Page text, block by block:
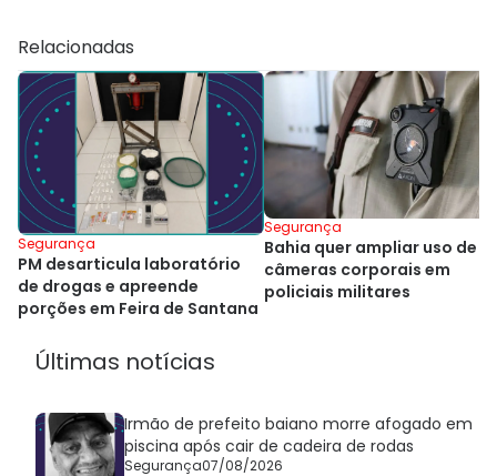
Relacionadas
Segurança
PM desarticula laboratório
de drogas e apreende
porções em Feira de Santana
Segurança
Bahia quer ampliar uso de
câmeras corporais em
policiais militares
Últimas notícias
Irmão de prefeito baiano morre afogado em
piscina após cair de cadeira de rodas
Segurança07/08/2026